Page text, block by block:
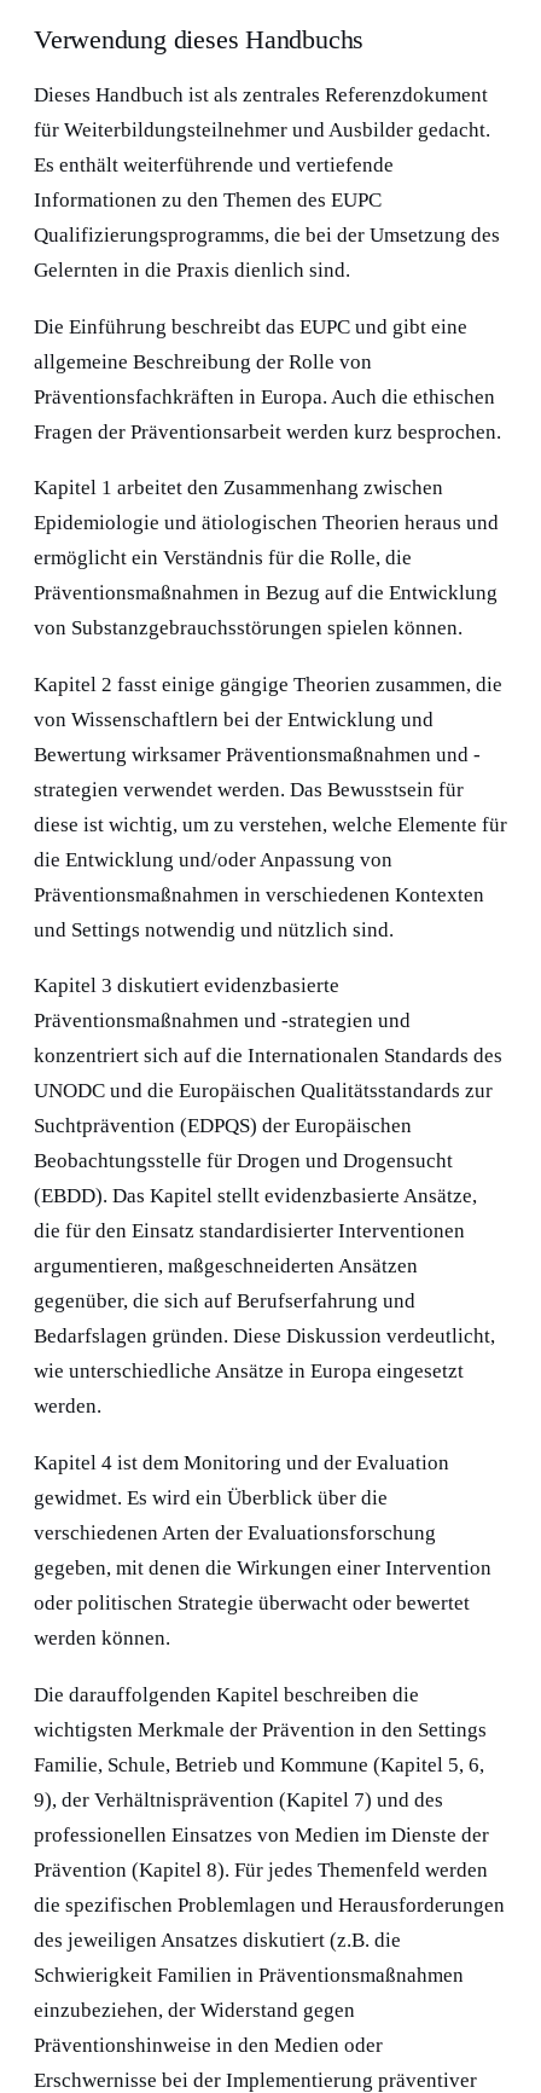
Verwendung dieses Handbuchs
Dieses Handbuch ist als zentrales Referenzdokument
für Weiterbildungsteilnehmer und Ausbilder gedacht.
Es enthält weiterführende und vertiefende
Informationen zu den Themen des EUPC
Qualifizierungsprogramms, die bei der Umsetzung des
Gelernten in die Praxis dienlich sind.
Die Einführung beschreibt das EUPC und gibt eine
allgemeine Beschreibung der Rolle von
Präventionsfachkräften in Europa. Auch die ethischen
Fragen der Präventionsarbeit werden kurz besprochen.
Kapitel 1 arbeitet den Zusammenhang zwischen
Epidemiologie und ätiologischen Theorien heraus und
ermöglicht ein Verständnis für die Rolle, die
Präventionsmaßnahmen in Bezug auf die Entwicklung
von Substanzgebrauchsstörungen spielen können.
Kapitel 2 fasst einige gängige Theorien zusammen, die
von Wissenschaftlern bei der Entwicklung und
Bewertung wirksamer Präventionsmaßnahmen und -
strategien verwendet werden. Das Bewusstsein für
diese ist wichtig, um zu verstehen, welche Elemente für
die Entwicklung und/oder Anpassung von
Präventionsmaßnahmen in verschiedenen Kontexten
und Settings notwendig und nützlich sind.
Kapitel 3 diskutiert evidenzbasierte
Präventionsmaßnahmen und -strategien und
konzentriert sich auf die Internationalen Standards des
UNODC und die Europäischen Qualitätsstandards zur
Suchtprävention (EDPQS) der Europäischen
Beobachtungsstelle für Drogen und Drogensucht
(EBDD). Das Kapitel stellt evidenzbasierte Ansätze,
die für den Einsatz standardisierter Interventionen
argumentieren, maßgeschneiderten Ansätzen
gegenüber, die sich auf Berufserfahrung und
Bedarfslagen gründen. Diese Diskussion verdeutlicht,
wie unterschiedliche Ansätze in Europa eingesetzt
werden.
Kapitel 4 ist dem Monitoring und der Evaluation
gewidmet. Es wird ein Überblick über die
verschiedenen Arten der Evaluationsforschung
gegeben, mit denen die Wirkungen einer Intervention
oder politischen Strategie überwacht oder bewertet
werden können.
Die darauffolgenden Kapitel beschreiben die
wichtigsten Merkmale der Prävention in den Settings
Familie, Schule, Betrieb und Kommune (Kapitel 5, 6,
9), der Verhältnisprävention (Kapitel 7) und des
professionellen Einsatzes von Medien im Dienste der
Prävention (Kapitel 8). Für jedes Themenfeld werden
die spezifischen Problemlagen und Herausforderungen
des jeweiligen Ansatzes diskutiert (z.B. die
Schwierigkeit Familien in Präventionsmaßnahmen
einzubeziehen, der Widerstand gegen
Präventionshinweise in den Medien oder
Erschwernisse bei der Implementierung präventiver